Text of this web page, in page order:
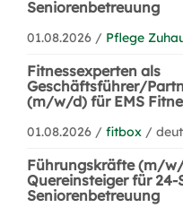
Seniorenbetreuung
01.08.2026 / Pflege
Fitnessexperten als
Geschäftsführer/
(m/w/d) für EMS
01.08.2026 / fitbox /
Führungskräfte (m/
Quereinsteiger für 24-
Seniorenbetreuung